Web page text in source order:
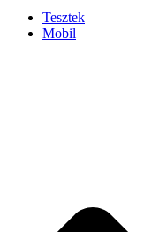
Tesztek
Mobil